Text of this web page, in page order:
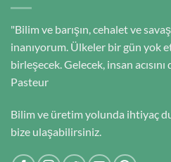
"Bilim ve barışın, cehalet ve
inanıyorum. Ülkeler bir gün yok
birleşecek. Gelecek, insan
Pasteur
Bilim ve üretim yolunda ihtiyaç
bize ulaşabilirsiniz.